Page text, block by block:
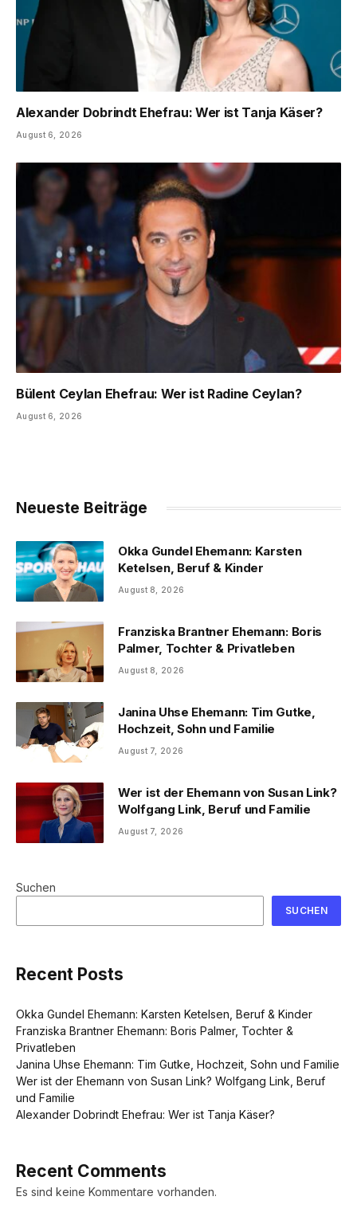
Alexander Dobrindt Ehefrau: Wer ist Tanja Käser?
August 6, 2026
Bülent Ceylan Ehefrau: Wer ist Radine Ceylan?
August 6, 2026
Neueste Beiträge
Okka Gundel Ehemann: Karsten
Ketelsen, Beruf & Kinder
August 8, 2026
Franziska Brantner Ehemann: Boris
Palmer, Tochter & Privatleben
August 8, 2026
Janina Uhse Ehemann: Tim Gutke,
Hochzeit, Sohn und Familie
August 7, 2026
Wer ist der Ehemann von Susan Link?
Wolfgang Link, Beruf und Familie
August 7, 2026
Suchen
SUCHEN
Recent Posts
Okka Gundel Ehemann: Karsten Ketelsen, Beruf & Kinder
Franziska Brantner Ehemann: Boris Palmer, Tochter &
Privatleben
Janina Uhse Ehemann: Tim Gutke, Hochzeit, Sohn und Familie
Wer ist der Ehemann von Susan Link? Wolfgang Link, Beruf
und Familie
Alexander Dobrindt Ehefrau: Wer ist Tanja Käser?
Recent Comments
Es sind keine Kommentare vorhanden.